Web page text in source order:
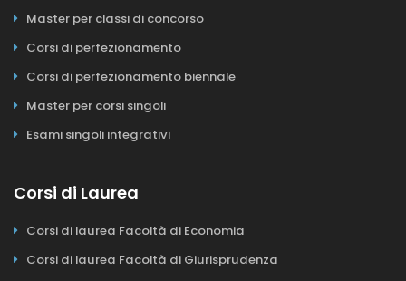
Master per classi di concorso
Corsi di perfezionamento
Corsi di perfezionamento biennale
Master per corsi singoli
Esami singoli integrativi
Corsi di Laurea
Corsi di laurea Facoltà di Economia
Corsi di laurea Facoltà di Giurisprudenza